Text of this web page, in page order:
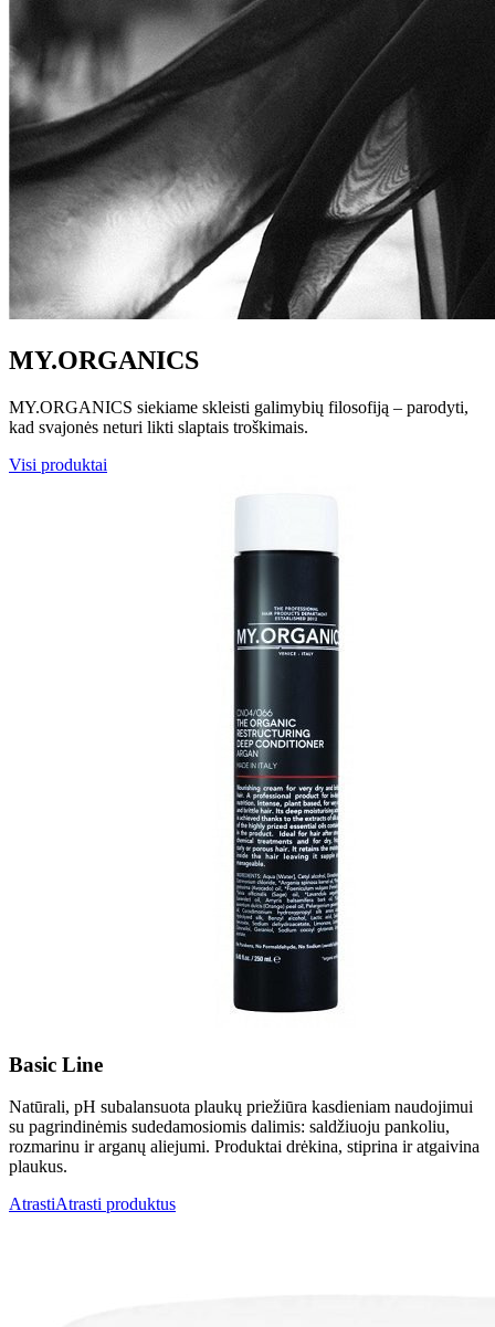
MY.ORGANICS
MY.ORGANICS siekiame skleisti galimybių filosofiją – parodyti,
kad svajonės neturi likti slaptais troškimais.
Visi produktai
Basic Line
Natūrali, pH subalansuota plaukų priežiūra kasdieniam naudojimui
su pagrindinėmis sudedamosiomis dalimis: saldžiuoju pankoliu,
rozmarinu ir arganų aliejumi. Produktai drėkina, stiprina ir atgaivina
plaukus.
AtrastiAtrasti produktus